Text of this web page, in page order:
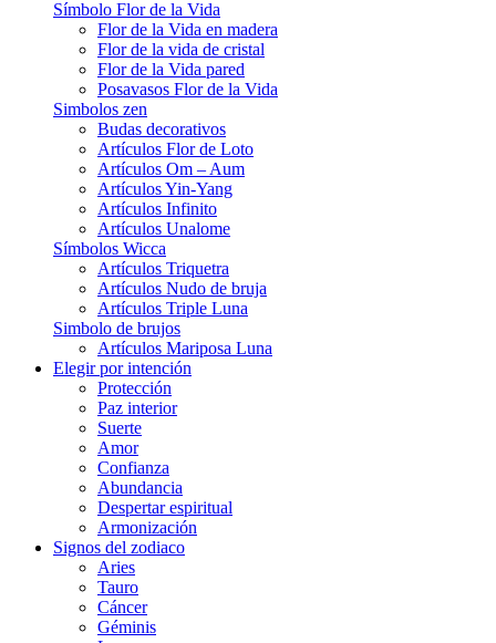
Símbolo Flor de la Vida
Flor de la Vida en madera
Flor de la vida de cristal
Flor de la Vida pared
Posavasos Flor de la Vida
Simbolos zen
Budas decorativos
Artículos Flor de Loto
Artículos Om – Aum
Artículos Yin-Yang
Artículos Infinito
Artículos Unalome
Símbolos Wicca
Artículos Triquetra
Artículos Nudo de bruja
Artículos Triple Luna
Simbolo de brujos
Artículos Mariposa Luna
Elegir por intención
Protección
Paz interior
Suerte
Amor
Confianza
Abundancia
Despertar espiritual
Armonización
Signos del zodiaco
Aries
Tauro
Cáncer
Géminis